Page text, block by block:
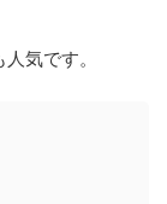
気です。